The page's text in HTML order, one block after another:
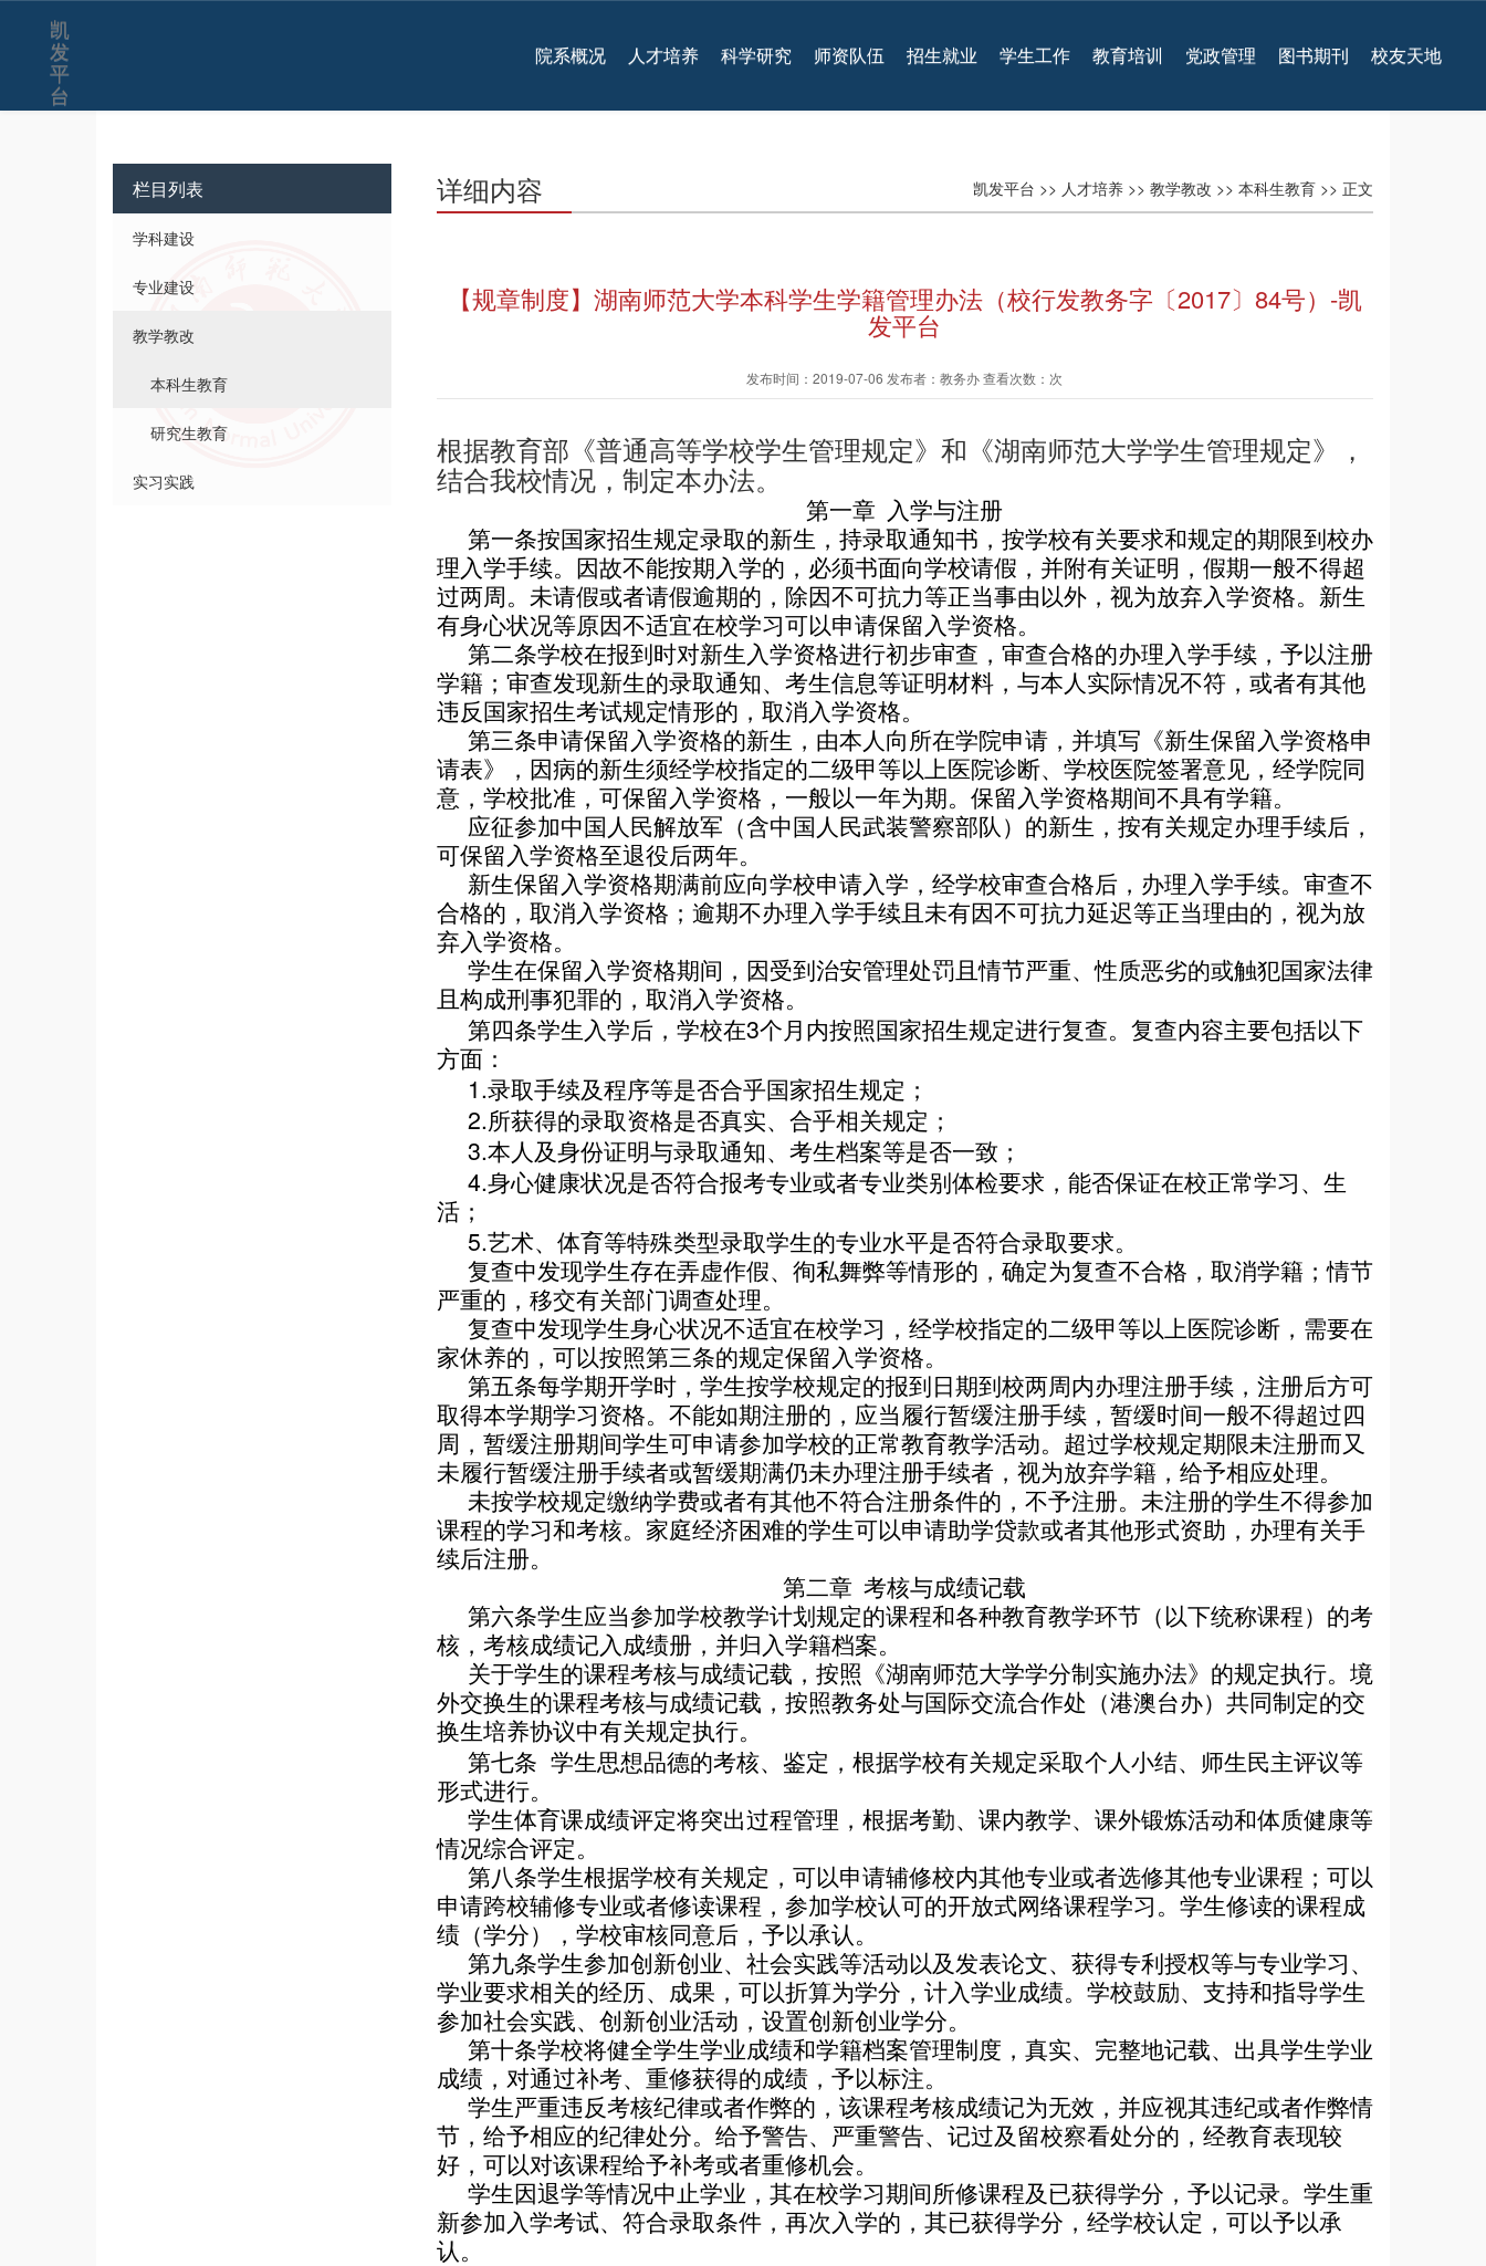
凯
发
平
台
院系概况 人才培养 科学研究 师资队伍 招生就业 学生工作 教育培训 党政管理 图书期刊 校友天地
栏目列表
学科建设
专业建设
教学教改
本科生教育
研究生教育
实习实践
凯发平台 >> 人才培养 >> 教学教改 >> 本科生教育 >> 正文
详细内容
【规章制度】湖南师范大学本科学生学籍管理办法（校行发教务字〔2017〕84号）-凯
发平台
发布时间：2019-07-06 发布者：教务办 查看次数：次
根据教育部《普通高等学校学生管理规定》和《湖南师范大学学生管理规定》，
结合我校情况，制定本办法。
第一章 入学与注册
第一条按国家招生规定录取的新生，持录取通知书，按学校有关要求和规定的期限到校办
理入学手续。因故不能按期入学的，必须书面向学校请假，并附有关证明，假期一般不得超
过两周。未请假或者请假逾期的，除因不可抗力等正当事由以外，视为放弃入学资格。新生
有身心状况等原因不适宜在校学习可以申请保留入学资格。
第二条学校在报到时对新生入学资格进行初步审查，审查合格的办理入学手续，予以注册
学籍；审查发现新生的录取通知、考生信息等证明材料，与本人实际情况不符，或者有其他
违反国家招生考试规定情形的，取消入学资格。
第三条申请保留入学资格的新生，由本人向所在学院申请，并填写《新生保留入学资格申
请表》，因病的新生须经学校指定的二级甲等以上医院诊断、学校医院签署意见，经学院同
意，学校批准，可保留入学资格，一般以一年为期。保留入学资格期间不具有学籍。
应征参加中国人民解放军（含中国人民武装警察部队）的新生，按有关规定办理手续后，
可保留入学资格至退役后两年。
新生保留入学资格期满前应向学校申请入学，经学校审查合格后，办理入学手续。审查不
合格的，取消入学资格；逾期不办理入学手续且未有因不可抗力延迟等正当理由的，视为放
弃入学资格。
学生在保留入学资格期间，因受到治安管理处罚且情节严重、性质恶劣的或触犯国家法律
且构成刑事犯罪的，取消入学资格。
第四条学生入学后，学校在3个月内按照国家招生规定进行复查。复查内容主要包括以下
方面：
1.录取手续及程序等是否合乎国家招生规定；
2.所获得的录取资格是否真实、合乎相关规定；
3.本人及身份证明与录取通知、考生档案等是否一致；
4.身心健康状况是否符合报考专业或者专业类别体检要求，能否保证在校正常学习、生
活；
5.艺术、体育等特殊类型录取学生的专业水平是否符合录取要求。
复查中发现学生存在弄虚作假、徇私舞弊等情形的，确定为复查不合格，取消学籍；情节
严重的，移交有关部门调查处理。
复查中发现学生身心状况不适宜在校学习，经学校指定的二级甲等以上医院诊断，需要在
家休养的，可以按照第三条的规定保留入学资格。
第五条每学期开学时，学生按学校规定的报到日期到校两周内办理注册手续，注册后方可
取得本学期学习资格。不能如期注册的，应当履行暂缓注册手续，暂缓时间一般不得超过四
周，暂缓注册期间学生可申请参加学校的正常教育教学活动。超过学校规定期限未注册而又
未履行暂缓注册手续者或暂缓期满仍未办理注册手续者，视为放弃学籍，给予相应处理。
未按学校规定缴纳学费或者有其他不符合注册条件的，不予注册。未注册的学生不得参加
课程的学习和考核。家庭经济困难的学生可以申请助学贷款或者其他形式资助，办理有关手
续后注册。
第二章考核与成绩记载
第六条学生应当参加学校教学计划规定的课程和各种教育教学环节（以下统称课程）的考
核，考核成绩记入成绩册，并归入学籍档案。
关于学生的课程考核与成绩记载，按照《湖南师范大学学分制实施办法》的规定执行。 境
外交换生的课程考核与成绩记载，按照教务处与国际交流合作处（港澳台办）共同制定的交
换生培养协议中有关规定执行。
第七条 学生思想品德的考核、鉴定，根据学校有关规定采取个人小结、师生民主评议等
形式进行。
学生体育课成绩评定将突出过程管理，根据考勤、课内教学、课外锻炼活动和体质健康等
情况综合评定。
第八条学生根据学校有关规定，可以申请辅修校内其他专业或者选修其他专业课程；可以
申请跨校辅修专业或者修读课程，参加学校认可的开放式网络课程学习。学生修读的课程成
绩（学分），学校审核同意后，予以承认。
第九条学生参加创新创业、社会实践等活动以及发表论文、获得专利授权等与专业学习、
学业要求相关的经历、成果，可以折算为学分，计入学业成绩。学校鼓励、支持和指导学生
参加社会实践、创新创业活动，设置创新创业学分。
第十条学校将健全学生学业成绩和学籍档案管理制度，真实、完整地记载、出具学生学业
成绩，对通过补考、重修获得的成绩，予以标注。
学生严重违反考核纪律或者作弊的，该课程考核成绩记为无效，并应视其违纪或者作弊情
节，给予相应的纪律处分。给予警告、严重警告、记过及留校察看处分的，经教育表现较
好，可以对该课程给予补考或者重修机会。
学生因退学等情况中止学业，其在校学习期间所修课程及已获得学分，予以记录。学生重
新参加入学考试、符合录取条件，再次入学的，其已获得学分，经学校认定，可以予以承
认。